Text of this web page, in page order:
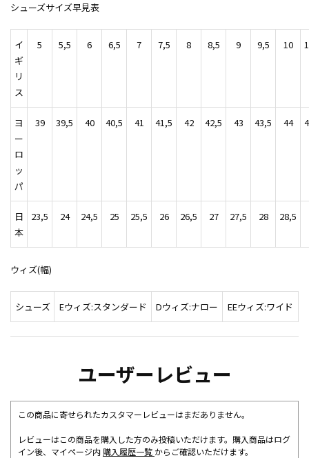
シューズサイズ早見表
イ
ギ
リ
ス
5 5,5 6 6,5 7 7,5 8 8,5 9 9,5 10
ヨ
ー
ロ
ッ
パ
39 39,5 40 40,5 41 41,5 42 42,5 43 43,5 44
日
本
23,5 24 24,5 25 25,5 26 26,5 27 27,5 28 28,5
ウィズ(幅)
シューズ Eウィズ:スタンダード Dウィズ:ナロー EEウィズ:ワイド
ユーザーレビュー
この商品に寄せられたカスタマーレビューはまだありません。
レビューはこの商品を購入した方のみ投稿いただけます。購入商品はログ
イン後、マイページ内 購入履歴一覧 からご確認いただけます。